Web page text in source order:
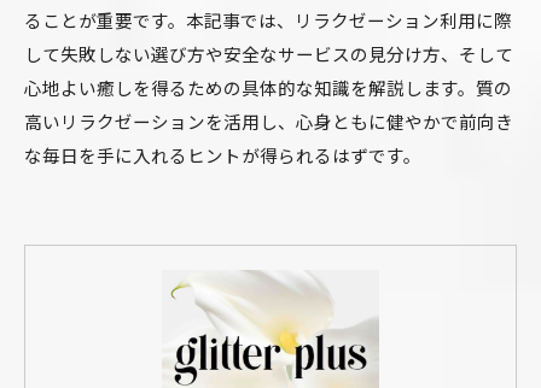
ることが重要です。本記事では、リラクゼーション利用に際
して失敗しない選び方や安全なサービスの見分け方、そして
心地よい癒しを得るための具体的な知識を解説します。質の
高いリラクゼーションを活用し、心身ともに健やかで前向き
な毎日を手に入れるヒントが得られるはずです。